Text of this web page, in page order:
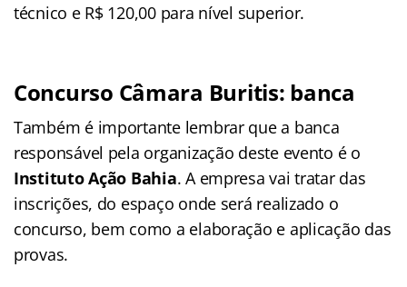
técnico e R$ 120,00 para nível superior.
Concurso Câmara Buritis: banca
Também é importante lembrar que a banca
responsável pela organização deste evento é o
Instituto Ação Bahia. A empresa vai tratar das
inscrições, do espaço onde será realizado o
concurso, bem como a elaboração e aplicação das
provas.